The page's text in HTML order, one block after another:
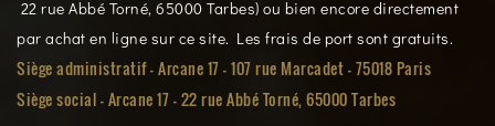
22 rue Abbé Torné, 65000 Tarbes) ou bien encore directement
par achat en ligne sur ce site. Les frais de port sont gratuits.
Siège administratif - Arcane 17 - 107 rue Marcadet - 75018 Paris
Siège social -Arcane 17 - 22 rue Abbé Torné, 65000 Tarbes